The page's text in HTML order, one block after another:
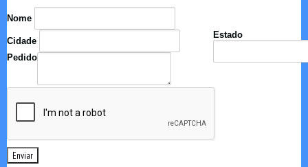
Nome
Cidade
Estado
Pedido
Enviar